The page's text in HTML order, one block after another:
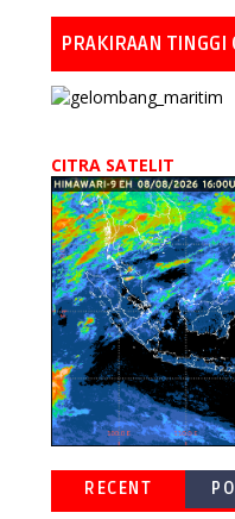
PRAKIRAAN TINGGI
CITRA SATELIT
RECENT